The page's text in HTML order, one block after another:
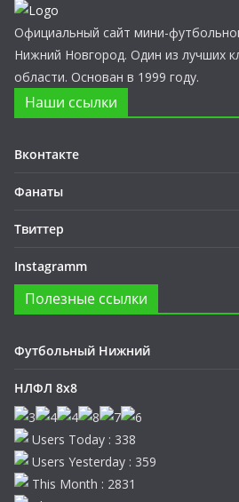
Официальный сайт мини-
Нижний Новгород. Один из лучших
области. Основан в 1999 году.
Наши ссылки
Вконтакте
Фанаты
Твиттер
Instagramm
Полезные ссылки
Футбольный Нижний
НЛФЛ 8х8
Users Today : 338
Users Yesterday : 359
This Month : 2831